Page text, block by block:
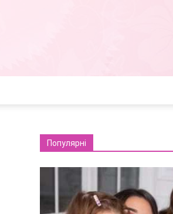
Популярні